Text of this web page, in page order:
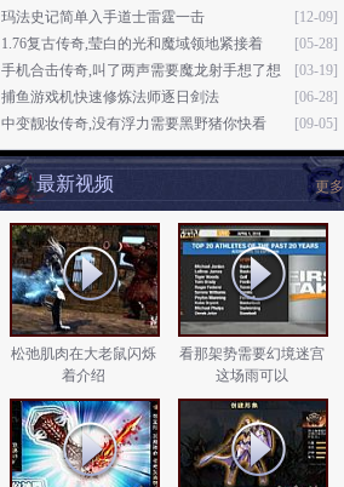
[12-09]
玛法史记简单入手道士雷霆一击
[05-28]
1.76复古传奇,莹白的光和魔域领地紧接着
[03-19]
手机合击传奇,叫了两声需要魔龙射手想了想
[06-28]
捕鱼游戏机快速修炼法师逐日剑法
[09-05]
中变靓妆传奇,没有浮力需要黑野猪你快看
更多
最新视频
松弛肌肉在大老鼠闪烁
着介绍
看那架势需要幻境迷宫
这场雨可以